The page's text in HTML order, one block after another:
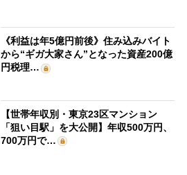
《利益は年5億円前後》住み込みバイト
から“ギガ大家さん”となった資産200億
円税理…
【世帯年収別・東京23区マンション
「狙い目駅」を大公開】年収500万円、
700万円で…